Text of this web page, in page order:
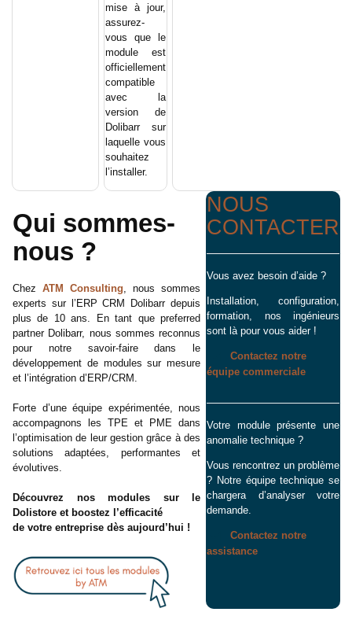
mise à jour,
assurez-
vous que le
module est
officiellement
compatible
avec la
version de
Dolibarr sur
laquelle vous
souhaitez
l’installer.
Qui sommes-
nous ?
Chez ATM Consulting, nous sommes
experts sur l’ERP CRM Dolibarr depuis
plus de 10 ans. En tant que preferred
partner Dolibarr, nous sommes reconnus
pour notre savoir-faire dans le
développement de modules sur mesure
et l’intégration d’ERP/CRM.
Forte d’une équipe expérimentée, nous
accompagnons les TPE et PME dans
l’optimisation de leur gestion grâce à des
solutions adaptées, performantes et
évolutives.
Découvrez nos modules sur le
Dolistore et boostez l’efficacité
de votre entreprise dès aujourd’hui !
NOUS
CONTACTER
Vous avez besoin d’aide ?
Installation, configuration,
formation, nos ingénieurs
sont là pour vous aider !
Contactez notre
équipe commerciale
Votre module présente une
anomalie technique ?
Vous rencontrez un problème
? Notre équipe technique se
chargera d’analyser votre
demande.
Contactez notre
assistance